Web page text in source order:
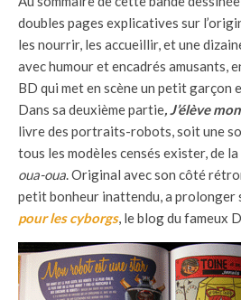
doubles pages explicatives sur
les nourrir, les accueillir, et une
avec humour et encadrés amusants,
BD qui met en scène un petit garçon
Dans sa deuxième partie, J’élève
livre des portraits-robots, soit une
tous les modèles censés exister, de la
oua-oua. Original avec son côté
petit bonheur inattendu, a prolonger
pour les cyborgs, le blog du fameux